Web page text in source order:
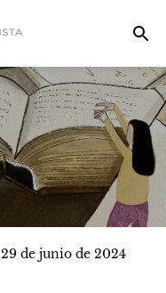
29 de junio de 2024